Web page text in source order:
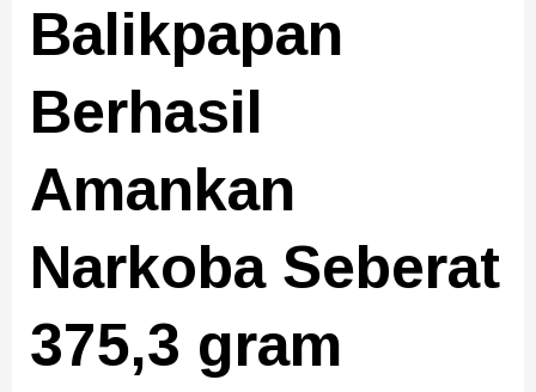
Balikpapan
Berhasil
Amankan
Narkoba Seberat
375,3 gram